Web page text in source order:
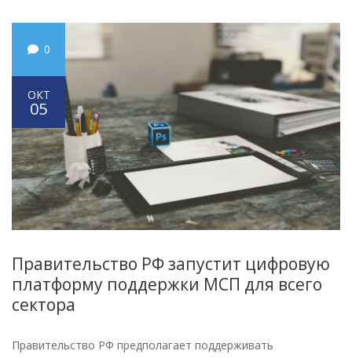
0
ОКТ
05
Правительство РФ запустит цифровую
платформу поддержки МСП для всего
сектора
Правительство РФ предполагает поддерживать